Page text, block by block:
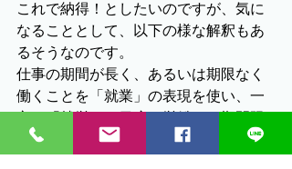
これで納得！としたいのですが、気に
なることとして、以下の様な解釈もあ
るそうなのです。
仕事の期間が長く、あるいは期限なく
働くことを「就業」の表現を使い、一
定の臨時の雇用の場合に使用すること